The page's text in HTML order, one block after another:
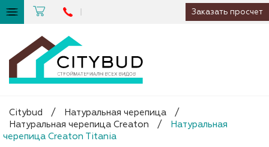
Заказать просчет
Citybud / Натуральная черепица
/
Натуральная черепица Creaton
/
Натуральная
черепица Creaton Titania